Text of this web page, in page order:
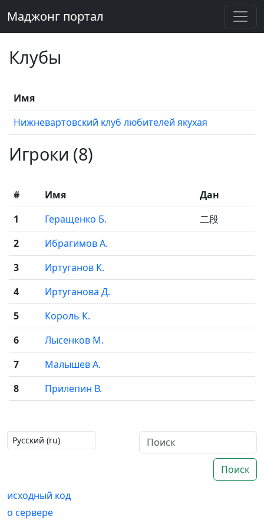
Маджонг портал
Клубы
Имя
Нижневартовский клуб любителей якухая
Игроки (8)
# Имя
Дан
1
Геращенко Б.
二段
2
Ибрагимов А.
3
Иртуганов К.
4
Иртуганова Д.
5
Король К.
6
Лысенков М.
7
Малышев А.
8
Прилепин В.
Поиск
исходный код
о сервере